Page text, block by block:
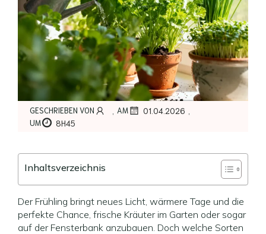
GESCHRIEBEN VON , AM 01.04.2026 ,
UM 8H45
Inhaltsverzeichnis
Der Frühling bringt neues Licht, wärmere Tage und die
perfekte Chance, frische Kräuter im Garten oder sogar
auf der Fensterbank anzubauen. Doch welche Sorten